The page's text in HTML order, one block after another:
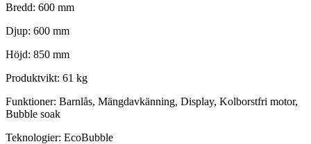
Bredd: 600 mm
Djup: 600 mm
Höjd: 850 mm
Produktvikt: 61 kg
Funktioner: Barnlås, Mängdavkänning, Display, Kolborstfri motor,
Bubble soak
Teknologier: EcoBubble